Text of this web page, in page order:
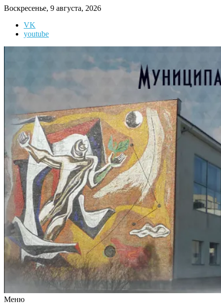
Перейти
содержимому
Воскресенье, 9 августа, 2026
VK
youtube
Меню